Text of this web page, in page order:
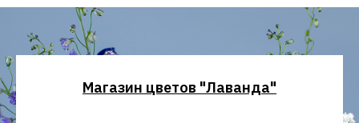
Магазин цветов "Лаванда"